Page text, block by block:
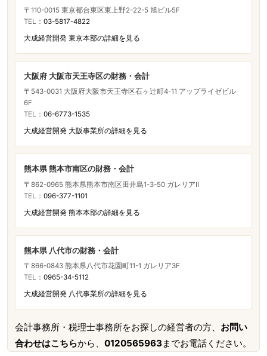
〒110-0015 東京都台東区東上野2-22-5 旭ビル5F
TEL： 03-5817-4822
大成経営開発 東京本部の詳細を見る
大阪府 大阪市天王寺区の財務・会計
〒543-0031 大阪府大阪市天王寺区石ヶ辻町4-11 アップライゼビル
6F
TEL： 06-6773-1535
大成経営開発 大阪事業所の詳細を見る
熊本県 熊本市南区の財務・会計
〒862-0965 熊本県熊本市南区田井島1-3-50 ガレリアⅡ
TEL： 096-377-1101
大成経営開発 熊本本部の詳細を見る
熊本県 八代市の財務・会計
〒866-0843 熊本県八代市花園町11-1 ガレリア3F
TEL： 0965-34-5112
大成経営開発 八代事業所の詳細を見る
会計事務所・税理士事務所をお探しの経営者の方、 お問い
合わせはこちらから、 0120565963までお電話ください。